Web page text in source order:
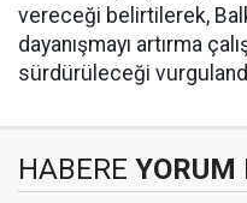
vereceği belirtilerek,
dayanışmayı artırma
sürdürüleceği
HABERE YORUM